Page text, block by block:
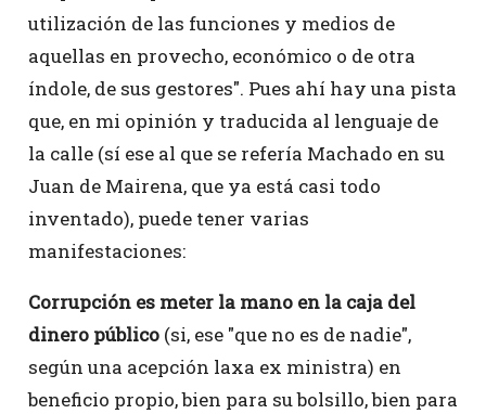
utilización de las funciones y medios de
aquellas en provecho, económico o de otra
índole, de sus gestores". Pues ahí hay una pista
que, en mi opinión y traducida al lenguaje de
la calle (sí ese al que se refería Machado en su
Juan de Mairena, que ya está casi todo
inventado), puede tener varias
manifestaciones:
Corrupción es meter la mano en la caja del
dinero público (si, ese "que no es de nadie",
según una acepción laxa ex ministra) en
beneficio propio, bien para su bolsillo, bien para